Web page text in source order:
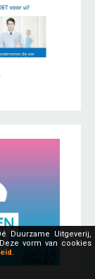
Duurzame Uitgeverij,
vorm van cookies